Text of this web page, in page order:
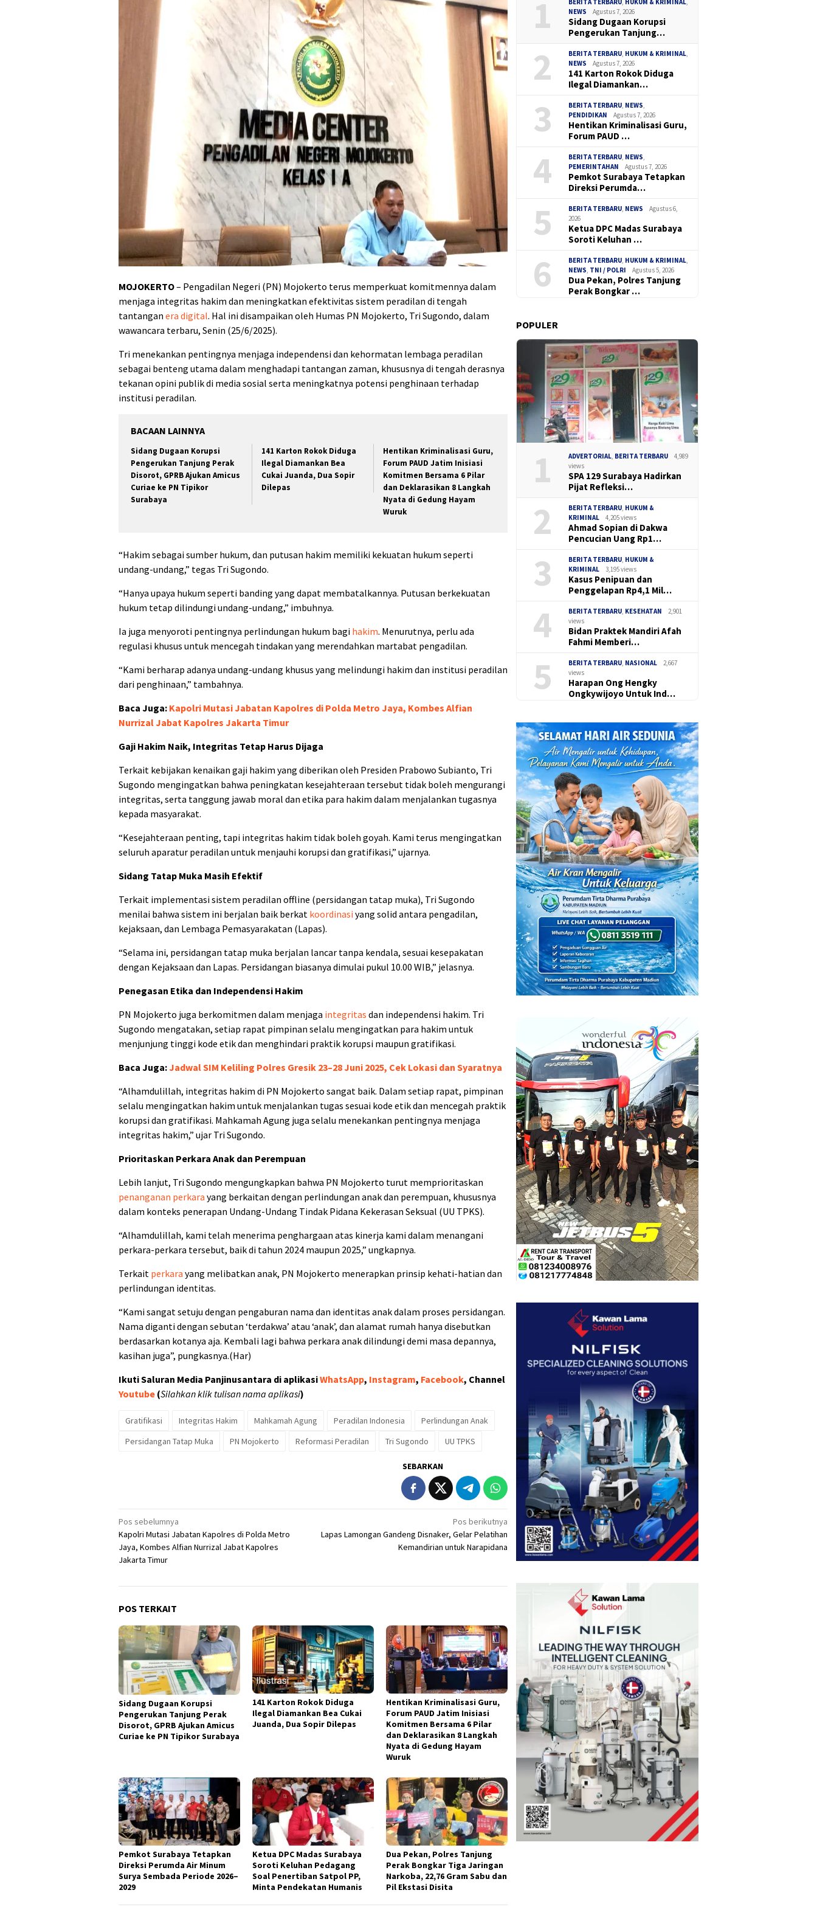
MOJOKERTO– Pengadilan Negeri (PN) Mojokerto terus memperkuat komitmennya dalam
menjaga integritas hakim dan meningkatkan efektivitas sistem peradilan di tengah
tantangan era digital. Hal ini disampaikan oleh Humas PN Mojokerto, Tri Sugondo, dalam
wawancara terbaru, Senin (25/6/2025).
Tri menekankan pentingnya menjaga independensi dan kehormatan lembaga peradilan
sebagai benteng utama dalam menghadapi tantangan zaman, khususnya di tengah derasnya
tekanan opini publik di media sosial serta meningkatnya potensi penghinaan terhadap
institusi peradilan.
BACAAN LAINNYA
Sidang Dugaan Korupsi
Pengerukan Tanjung Perak
Disorot, GPRB Ajukan Amicus
Curiae ke PN Tipikor
Surabaya
141 Karton Rokok Diduga
Ilegal Diamankan Bea
Cukai Juanda, Dua Sopir
Dilepas
Hentikan Kriminalisasi Guru,
Forum PAUD Jatim Inisiasi
Komitmen Bersama 6 Pilar
dan Deklarasikan 8 Langkah
Nyata di Gedung Hayam
Wuruk
“Hakim sebagai sumber hukum, dan putusan hakim memiliki kekuatan hukum seperti
undang-undang,” tegas Tri Sugondo.
“Hanya upaya hukum seperti banding yang dapat membatalkannya. Putusan berkekuatan
hukum tetap dilindungi undang-undang,” imbuhnya.
Ia juga menyoroti pentingnya perlindungan hukum bagi hakim. Menurutnya, perlu ada
regulasi khusus untuk mencegah tindakan yang merendahkan martabat pengadilan.
“Kami berharap adanya undang-undang khusus yang melindungi hakim dan institusi peradilan
dari penghinaan,” tambahnya.
Baca Juga: Kapolri Mutasi Jabatan Kapolres di Polda Metro Jaya, Kombes Alfian
Nurrizal Jabat Kapolres Jakarta Timur
Gaji Hakim Naik, Integritas Tetap Harus Dijaga
Terkait kebijakan kenaikan gaji hakim yang diberikan oleh Presiden Prabowo Subianto, Tri
Sugondo mengingatkan bahwa peningkatan kesejahteraan tersebut tidak boleh mengurangi
integritas, serta tanggung jawab moral dan etika para hakim dalam menjalankan tugasnya
kepada masyarakat.
“Kesejahteraan penting, tapi integritas hakim tidak boleh goyah. Kami terus mengingatkan
seluruh aparatur peradilan untuk menjauhi korupsi dan gratifikasi,” ujarnya.
Sidang Tatap Muka Masih Efektif
Terkait implementasi sistem peradilan offline (persidangan tatap muka), Tri Sugondo
menilai bahwa sistem ini berjalan baik berkat koordinasi yang solid antara pengadilan,
kejaksaan, dan Lembaga Pemasyarakatan (Lapas).
“Selama ini, persidangan tatap muka berjalan lancar tanpa kendala, sesuai kesepakatan
dengan Kejaksaan dan Lapas. Persidangan biasanya dimulai pukul 10.00 WIB,” jelasnya.
Penegasan Etika dan Independensi Hakim
PN Mojokerto juga berkomitmen dalam menjaga integritas dan independensi hakim. Tri
Sugondo mengatakan, setiap rapat pimpinan selalu mengingatkan para hakim untuk
menjunjung tinggi kode etik dan menghindari praktik korupsi maupun gratifikasi.
Baca Juga:Jadwal SIM Keliling Polres Gresik 23–28 Juni 2025, Cek Lokasi dan Syaratnya
“Alhamdulillah, integritas hakim di PN Mojokerto sangat baik. Dalam setiap rapat, pimpinan
selalu mengingatkan hakim untuk menjalankan tugas sesuai kode etik dan mencegah praktik
korupsi dan gratifikasi. Mahkamah Agung juga selalu menekankan pentingnya menjaga
integritas hakim,” ujar Tri Sugondo.
Prioritaskan Perkara Anak dan Perempuan
Lebih lanjut, Tri Sugondo mengungkapkan bahwa PN Mojokerto turut memprioritaskan
penanganan perkara yang berkaitan dengan perlindungan anak dan perempuan, khususnya
dalam konteks penerapan Undang-Undang Tindak Pidana Kekerasan Seksual (UU TPKS).
“Alhamdulillah, kami telah menerima penghargaan atas kinerja kami dalam menangani
perkara-perkara tersebut, baik di tahun 2024 maupun 2025,” ungkapnya.
Terkait perkara yang melibatkan anak, PN Mojokerto menerapkan prinsip kehati-hatian dan
perlindungan identitas.
“Kami sangat setuju dengan pengaburan nama dan identitas anak dalam proses persidangan.
Nama diganti dengan sebutan ‘terdakwa’ atau ‘anak’, dan alamat rumah hanya disebutkan
berdasarkan kotanya aja. Kembali lagi bahwa perkara anak dilindungi demi masa depannya,
kasihan juga”, pungkasnya.(Har)
Ikuti Saluran Media Panjinusantara di aplikasiWhatsApp, Instagram, Facebook, Channel
Youtube (Silahkan klik tulisan nama aplikasi)
Gratifikasi Integritas Hakim Mahkamah Agung Peradilan Indonesia
Perlindungan Anak
Persidangan Tatap Muka
PN Mojokerto Reformasi Peradilan Tri Sugondo UU TPKS
SEBARKAN
Navigasi
pos
Pos sebelumnya
Kapolri Mutasi Jabatan Kapolres di Polda Metro
Jaya, Kombes Alfian Nurrizal Jabat Kapolres
Jakarta Timur
Pos berikutnya
Lapas Lamongan Gandeng Disnaker, Gelar Pelatihan
Kemandirian untuk Narapidana
POS TERKAIT
Sidang Dugaan Korupsi
Pengerukan Tanjung Perak
Disorot, GPRB Ajukan Amicus
Curiae ke PN Tipikor Surabaya
141 Karton Rokok Diduga
Ilegal Diamankan Bea Cukai
Juanda, Dua Sopir Dilepas
Hentikan Kriminalisasi Guru,
Forum PAUD Jatim Inisiasi
Komitmen Bersama 6 Pilar
dan Deklarasikan 8 Langkah
Nyata di Gedung Hayam
Wuruk
Pemkot Surabaya Tetapkan
Direksi Perumda Air Minum
Surya Sembada Periode 2026–
2029
Ketua DPC Madas Surabaya
Soroti Keluhan Pedagang
Soal Penertiban Satpol PP,
Minta Pendekatan Humanis
Dua Pekan, Polres Tanjung
Perak Bongkar Tiga Jaringan
Narkoba, 22,76 Gram Sabu dan
Pil Ekstasi Disita
1
NEWS
Agustus 7, 2026
Sidang Dugaan Korupsi
Pengerukan Tanjung…
2 BERITA TERBARU HUKUM & KRIMINAL
NEWS
Agustus 7, 2026
141 Karton Rokok Diduga
Ilegal Diamankan…
3 BERITA TERBARU NEWS
PENDIDIKAN
Agustus 7, 2026
Hentikan Kriminalisasi Guru,
Forum PAUD …
4 BERITA TERBARU NEWS
PEMERINTAHAN
Agustus 7, 2026
Pemkot Surabaya Tetapkan
Direksi Perumda…
5 BERITA TERBARU NEWS
Agustus 6,
2026
Ketua DPC Madas Surabaya
Soroti Keluhan …
6 BERITA TERBARU HUKUM & KRIMINAL
NEWS TNI / POLRI Agustus 5, 2026
Dua Pekan, Polres Tanjung
Perak Bongkar …
POPULER
1 ADVERTORIAL BERITA TERBARU
4,989
views
SPA 129 Surabaya Hadirkan
Pijat Refleksi…
2 BERITA TERBARU HUKUM &
KRIMINAL
4,205 views
Ahmad Sopian di Dakwa
Pencucian Uang Rp1…
3 BERITA TERBARU HUKUM &
KRIMINAL
3,195 views
Kasus Penipuan dan
Penggelapan Rp4,1 Mil…
4 BERITA TERBARU KESEHATAN
2,901
views
Bidan Praktek Mandiri Afah
Fahmi Memberi…
5 BERITA TERBARU NASIONAL
2,667
views
Harapan Ong Hengky
Ongkywijoyo Untuk Ind…